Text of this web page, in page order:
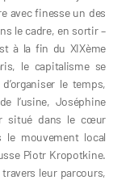
avec finesse un des
le cadre, en sortir –
à la fin du XIXème
le capitalisme se
le temps,
l’usine, Joséphine
situé dans le cœur
le mouvement local
Piotr Kropotkine.
leur parcours,